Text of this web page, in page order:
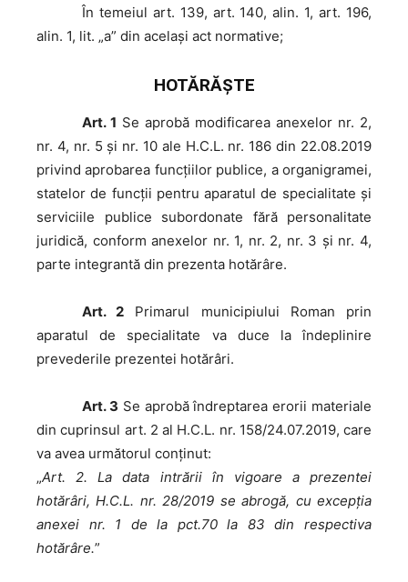
În temeiul art. 139, art. 140, alin. 1, art. 196,
alin. 1, lit. „a” din același act normative;
HOTĂRĂŞTE
Art. 1 Se aprobă modificarea anexelor nr. 2,
nr. 4, nr. 5 şi nr. 10 ale H.C.L. nr. 186 din 22.08.2019
privind aprobarea funcţiilor publice, a organigramei,
statelor de funcţii pentru aparatul de specialitate şi
serviciile publice subordonate fără personalitate
juridică, conform anexelor nr. 1, nr. 2, nr. 3 și nr. 4,
parte integrantă din prezenta hotărâre.
Art. 2 Primarul municipiului Roman prin
aparatul de specialitate va duce la îndeplinire
prevederile prezentei hotărâri.
Art. 3 Se aprobă îndreptarea erorii materiale
din cuprinsul art. 2 al H.C.L. nr. 158/24.07.2019, care
va avea următorul conținut:
„Art. 2. La data intrării în vigoare a prezentei
hotărâri, H.C.L. nr. 28/2019 se abrogă, cu excepția
anexei nr. 1 de la pct.70 la 83 din respectiva
hotărâre.”